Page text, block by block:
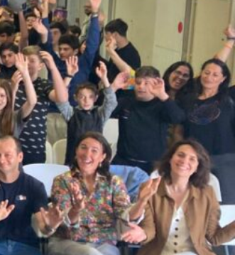
800 écoliers enchaînent 640 km : la
magie du sport a encore frappé !
La belle leçon de sport des 4
mousquetaires
Les lycéens d’Edmond Rostand
veulent améliorer leur santé
Eau + légumes + sport + sommeil :
la recette gagnante de La
Cadenelle